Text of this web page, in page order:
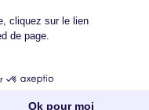
du site• Mentions
Contact